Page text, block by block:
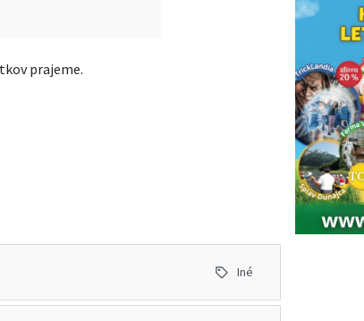
prajeme.
Iné